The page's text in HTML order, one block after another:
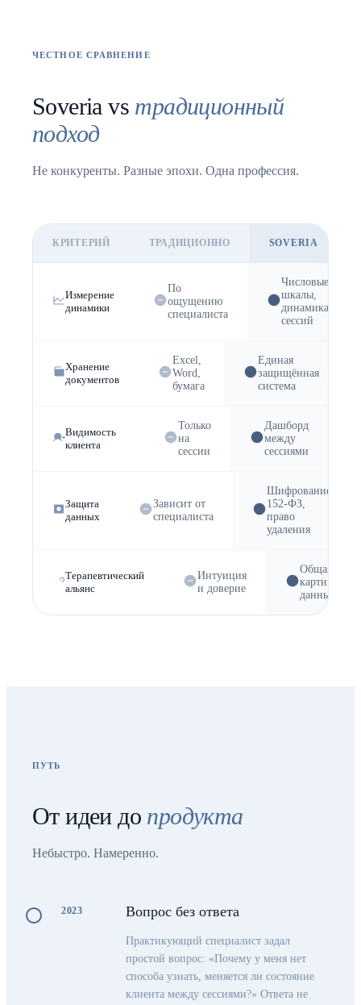
ЧЕСТНОЕ СРАВНЕНИЕ
Soveria vs традиционный
подход
Не конкуренты. Разные эпохи. Одна профессия.
КРИТЕРИЙ ТРАДИЦИОННО SOVERIA
Измерение
динамики
По
ощущению
специалиста
Числовые
шкалы,
динамика
сессий
Хранение
документов
Excel,
Word,
бумага
Единая
защищённая
система
Видимость
клиента
Только
на
сессии
Дашборд
между
сессиями
Защита
данных
Зависит от
специалиста
Шифрование,
152-ФЗ,
право
удаления
Терапевтический
альянс
Интуиция
и доверие
Общая
картина
данных
ПУТЬ
От идеи до продукта
Небыстро. Намеренно.
2023 Вопрос без ответа
Практикующий специалист задал
простой вопрос: «Почему у меня нет
способа узнать, меняется ли состояние
клиента между сессиями?» Ответа не